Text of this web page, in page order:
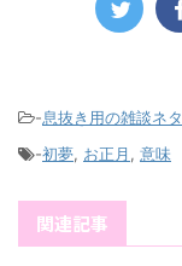
-息抜き用の雑談ネタ
-初夢, お正月 , 意味
関連記事